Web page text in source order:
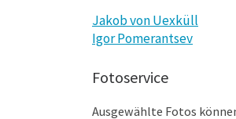
Jakob von Uexküll
Igor Pomerantsev
Fotoservice
Ausgewählte Fotos